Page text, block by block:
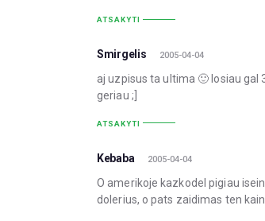
ATSAKYTI
Smirgelis 2005-04-04
aj uzpisus ta ultima 🙂 losiau
geriau ;]
ATSAKYTI
Kebaba 2005-04-04
O amerikoje kazkodel pigiau
dolerius, o pats zaidimas ten